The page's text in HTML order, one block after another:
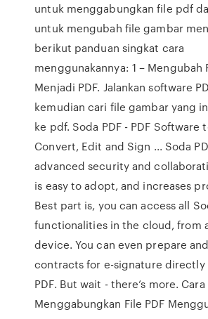
untuk menggabungkan file pdf
untuk mengubah file gambar
berikut panduan singkat cara
menggunakannya: 1 – Mengubah
Menjadi PDF. Jalankan software
kemudian cari file gambar yang
ke pdf. Soda PDF - PDF Software
Convert, Edit and Sign ... Soda
advanced security and
is easy to adopt, and increases
Best part is, you can access all
functionalities in the cloud, from
device. You can even prepare
contracts for e-signature directly
PDF. But wait - there’s more. Cara
Menggabungkan File PDF